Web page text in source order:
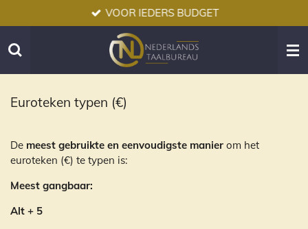
direct
naar
de
hoofdinhoud
VOOR IEDERS BUDGET
Euroteken typen (€)
De meest gebruikte en eenvoudigste manier om het
euroteken (€) te typen is:
Meest gangbaar:
Alt + 5